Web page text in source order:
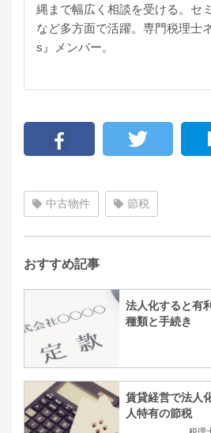
縄まで幅広く相談を受ける。セ
など多方面で活躍。専門税理士
s』メンバー。
中古物件 節税
おすすめ記事
法人化すると有
種類と手続き
賃貸経営で法人
人特有の節税